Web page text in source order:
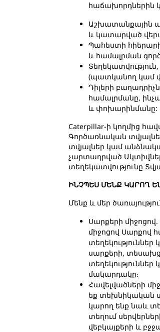
հաճախորդներին
Աշխատանքային
և կատարված
Պահեստի
և համալրման
(պատկանող կամ
Դիլերի
համալրմանը,
և փոխարինմանը:
Caterpillar-ի կողմից
Գործառնական
տվյալներ կամ
չարտադրված
տեղեկատվությունը
ԻՆՉՊԵՍ ՄԵՆՔ ԿԱՐՈՂ
Մենք և մեր
Սարքերի
միջոցով Սարքով
սարքերի,
մակարդակը։
Հավելվածների
եք տեխնիկական
կարող ենք նաև
տեղում
վեբկայքերի և